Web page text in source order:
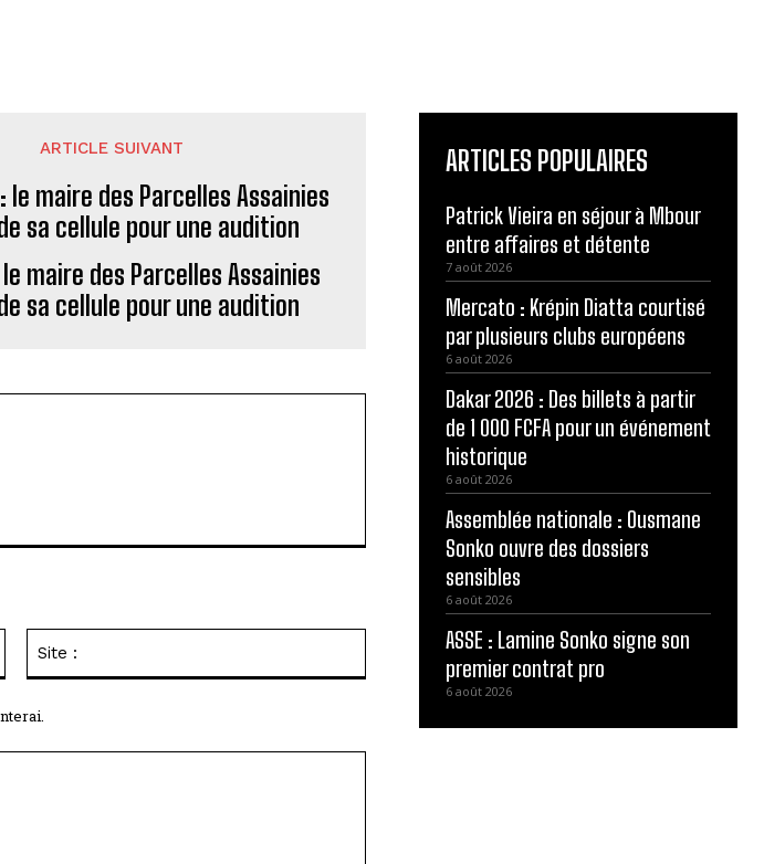
ARTICLE SUIVANT
le maire des Parcelles Assainies
sa cellule pour une audition
ARTICLES POPULAIRES
Patrick Vieira en séjour à Mbour
entre affaires et détente
7 août 2026
Mercato : Krépin Diatta courtisé
par plusieurs clubs européens
6 août 2026
Dakar 2026 : Des billets à partir
de 1 000 FCFA pour un événement
historique
6 août 2026
Assemblée nationale : Ousmane
Sonko ouvre des dossiers
sensibles
6 août 2026
ASSE : Lamine Sonko signe son
premier contrat pro
6 août 2026